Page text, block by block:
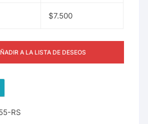
$7.500
A LA LISTA DE DESEOS
RS